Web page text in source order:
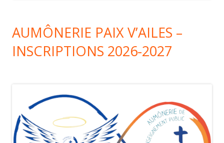
AUMÔNERIE PAIX V’AILES –
INSCRIPTIONS 2026-2027